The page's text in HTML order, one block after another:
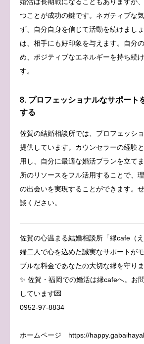
つことが成功の鍵です。ネガティブな
ず、自分自身を信じて活動を続けまし
は、相手にも好印象を与えます。自分
め、ポジティブなエネルギーを持ち続
す。
8. プロフェッショナルなサポート
する
佐賀の結婚相談所では、プロフェッシ
提供しています。カウンセラーの経験
用し、自分に最適な婚活プランを立て
所のリソースをフル活用することで、
の出会いを実現することができます。
談ください。
佐賀の心温まる結婚相談所「縁cafe（
婦二人で心を込めた誠実なサポートが
ブルな料金であなたの大切な縁を守りま
✨ 佐賀・福岡での婚活は縁cafeへ。お
しています💌
0952-97-8834
ホームページ https://